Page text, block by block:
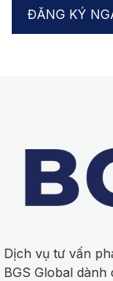
ĐĂNG KÝ
Dịch vụ tư vấn
BGS Global